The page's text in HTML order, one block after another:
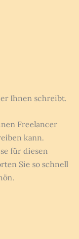
Ihnen schreibt.
Freelancer
kann.
für diesen
Sie so schnell